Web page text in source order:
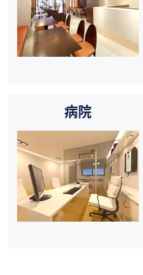
病院